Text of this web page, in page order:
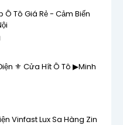
Ô Tô Giá Rẻ - Cảm Biến
⚜ Cửa Hít Ô Tô ▶Minh
Vinfast Lux Sa Hàng Zin